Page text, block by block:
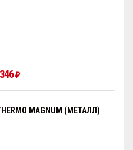
₽
MAGNUM (МЕТАЛЛ)